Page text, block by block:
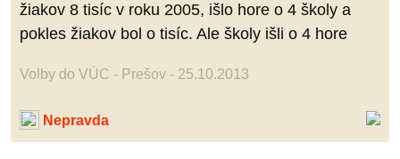
žiakov 8 tisíc v roku 2005, išlo hore o 4 školy a
pokles žiakov bol o tisíc. Ale školy išli o 4 hore
Volby do VÚC - Prešov - 25.10.2013
Nepravda